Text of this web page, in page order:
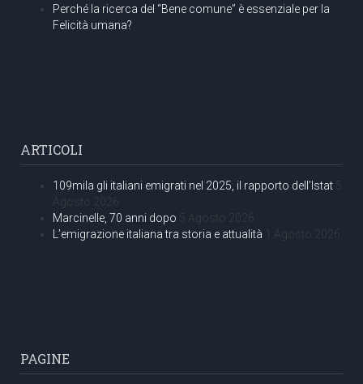
Perché la ricerca del “Bene comune” è essenziale per la
Felicità umana?
ARTICOLI
109mila gli italiani emigrati nel 2025, il rapporto dell’Istat 5
Agosto 2026
Marcinelle, 70 anni dopo 5 Agosto 2026
L’emigrazione italiana tra storia e attualità 1 Agosto 2026
PAGINE